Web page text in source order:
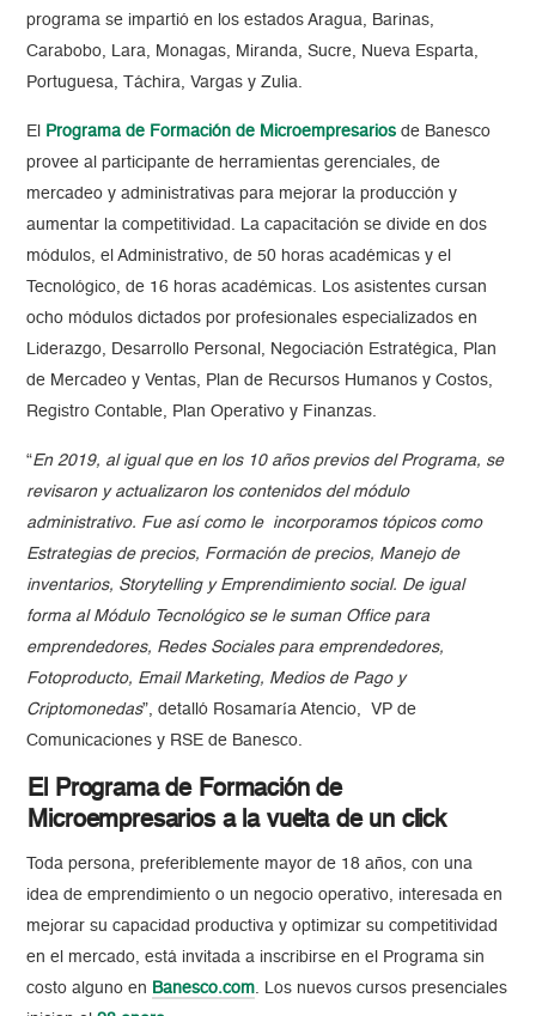
programa se impartió en los estados Aragua, Barinas,
Carabobo, Lara, Monagas, Miranda, Sucre, Nueva Esparta,
Portuguesa, Táchira, Vargas y Zulia.
El Programa de Formación de Microempresarios de Banesco
provee al participante de herramientas gerenciales, de
mercadeo y administrativas para mejorar la producción y
aumentar la competitividad. La capacitación se divide en dos
módulos, el Administrativo, de 50 horas académicas y el
Tecnológico, de 16 horas académicas. Los asistentes cursan
ocho módulos dictados por profesionales especializados en
Liderazgo, Desarrollo Personal, Negociación Estratégica, Plan
de Mercadeo y Ventas, Plan de Recursos Humanos y Costos,
Registro Contable, Plan Operativo y Finanzas.
“En 2019, al igual que en los 10 años previos del Programa, se
revisaron y actualizaron los contenidos del módulo
administrativo. Fue así como le incorporamos tópicos como
Estrategias de precios, Formación de precios, Manejo de
inventarios, Storytelling y Emprendimiento social. De igual
forma al Módulo Tecnológico se le suman Office para
emprendedores, Redes Sociales para emprendedores,
Fotoproducto, Email Marketing, Medios de Pago y
Criptomonedas”, detalló Rosamaría Atencio, VP de
Comunicaciones y RSE de Banesco.
El Programa de Formación de
Microempresarios a la vuelta de un click
Toda persona, preferiblemente mayor de 18 años, con una
idea de emprendimiento o un negocio operativo, interesada en
mejorar su capacidad productiva y optimizar su competitividad
en el mercado, está invitada a inscribirse en el Programa sin
costo alguno en Banesco.com. Los nuevos cursos presenciales